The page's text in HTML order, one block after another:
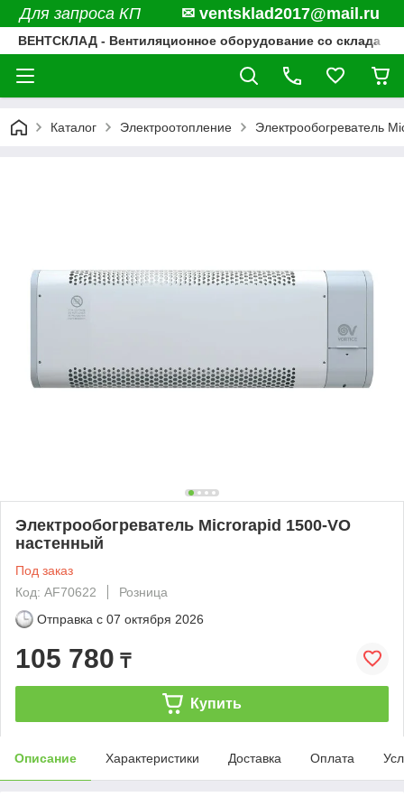
Для запроса КП ✉ ventsklad2017@mail.ru
ВЕНТСКЛАД - Вентиляционное оборудование со склада
Каталог Электроотопление Электрообогреватель
Электрообогреватель Microrapid 1500-VO
настенный
Под заказ
Код: AF70622
Розница
Отправка с 07 октября 2026
105 780 ₸
Купить
Описание Характеристики Доставка Оплата